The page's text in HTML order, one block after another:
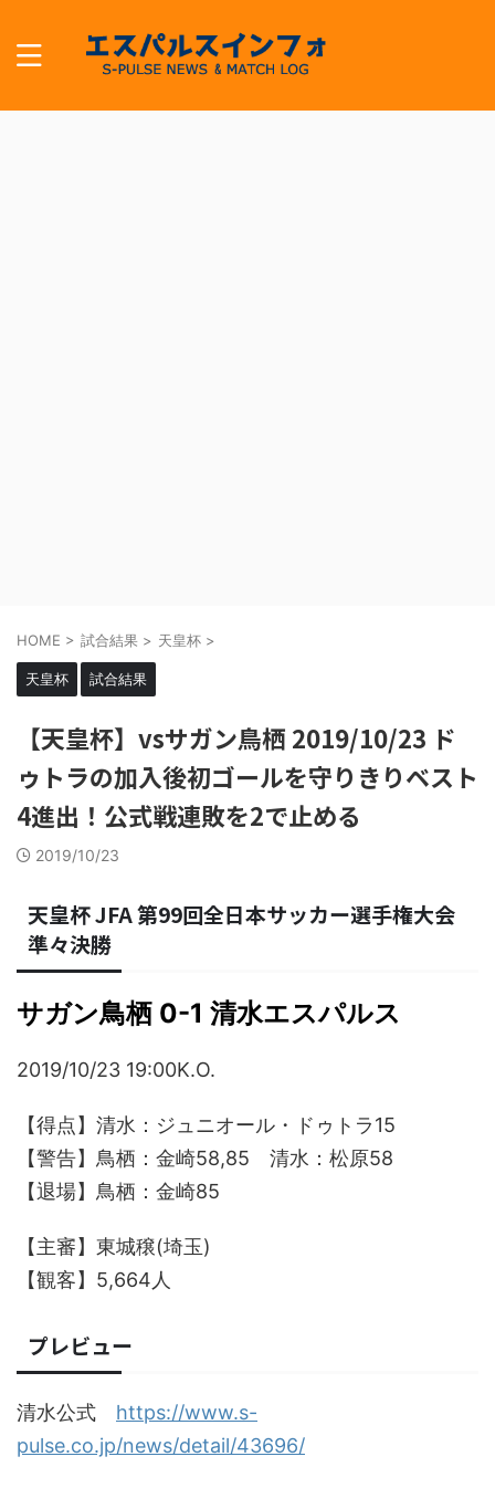
HOME > 試合結果 > 天皇杯 >
天皇杯 試合結果
【天皇杯】vsサガン鳥栖 2019/10/23 ド
ゥトラの加入後初ゴールを守りきりベスト
4進出！公式戦連敗を2で止める
2019/10/23
天皇杯 JFA 第99回全日本サッカー選手権大会
準々決勝
サガン鳥栖 0-1 清水エスパルス
2019/10/23 19:00K.O.
【得点】清水：ジュニオール・ドゥトラ15
【警告】鳥栖：金崎58,85 清水：松原58
【退場】鳥栖：金崎85
【主審】東城穣(埼玉)
【観客】5,664人
プレビュー
清水公式 https://www.s-
pulse.co.jp/news/detail/43696/